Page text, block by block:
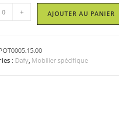
+ AJOUTER AU PANIER
: Dafy, Mobilier spécifique